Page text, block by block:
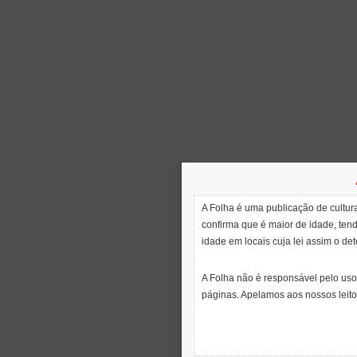
A Folha é uma publicação de
confirma que é maior de idade,
idade em locais cuja lei assim o
A Folha não é responsável pelo
páginas. Apelamos aos nossos